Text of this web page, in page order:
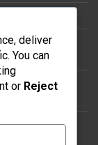
hry, defenzivní
na branku,
Přípravy na
deliver
You can
or Reject